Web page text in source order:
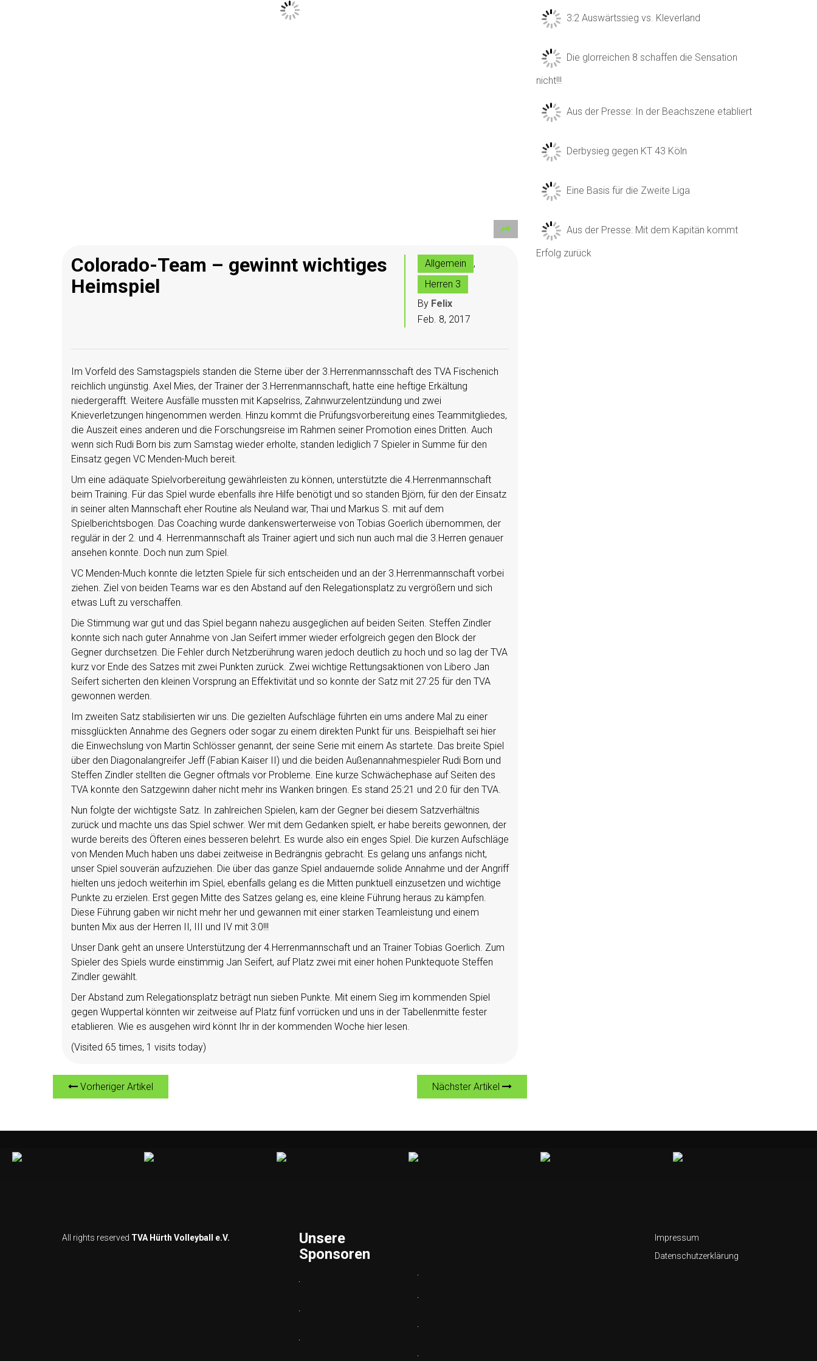
Colorado-Team – gewinnt wichtiges
Heimspiel
Allgemein
,
Herren 3
By Felix
Feb. 8, 2017
Im Vorfeld des Samstagspiels standen die Sterne über der 3.Herrenmannsschaft des TVA Fischenich
reichlich ungünstig. Axel Mies, der Trainer der 3.Herrenmannschaft, hatte eine heftige Erkältung
niedergerafft. Weitere Ausfälle mussten mit Kapselriss, Zahnwurzelentzündung und zwei
Knieverletzungen hingenommen werden. Hinzu kommt die Prüfungsvorbereitung eines Teammitgliedes,
die Auszeit eines anderen und die Forschungsreise im Rahmen seiner Promotion eines Dritten. Auch
wenn sich Rudi Born bis zum Samstag wieder erholte, standen lediglich 7 Spieler in Summe für den
Einsatz gegen VC Menden-Much bereit.
Um eine adäquate Spielvorbereitung gewährleisten zu können, unterstützte die 4.Herrenmannschaft
beim Training. Für das Spiel wurde ebenfalls ihre Hilfe benötigt und so standen Björn, für den der Einsatz
in seiner alten Mannschaft eher Routine als Neuland war, Thai und Markus S. mit auf dem
Spielberichtsbogen. Das Coaching wurde dankenswerterweise von Tobias Goerlich übernommen, der
regulär in der 2. und 4. Herrenmannschaft als Trainer agiert und sich nun auch mal die 3.Herren genauer
ansehen konnte. Doch nun zum Spiel.
VC Menden-Much konnte die letzten Spiele für sich entscheiden und an der 3.Herrenmannschaft vorbei
ziehen. Ziel von beiden Teams war es den Abstand auf den Relegationsplatz zu vergrößern und sich
etwas Luft zu verschaffen.
Die Stimmung war gut und das Spiel begann nahezu ausgeglichen auf beiden Seiten. Steffen Zindler
konnte sich nach guter Annahme von Jan Seifert immer wieder erfolgreich gegen den Block der
Gegner durchsetzen. Die Fehler durch Netzberührung waren jedoch deutlich zu hoch und so lag der TVA
kurz vor Ende des Satzes mit zwei Punkten zurück. Zwei wichtige Rettungsaktionen von Libero Jan
Seifert sicherten den kleinen Vorsprung an Effektivität und so konnte der Satz mit 27:25 für den TVA
gewonnen werden.
Im zweiten Satz stabilisierten wir uns. Die gezielten Aufschläge führten ein ums andere Mal zu einer
missglückten Annahme des Gegners oder sogar zu einem direkten Punkt für uns. Beispielhaft sei hier
die Einwechslung von Martin Schlösser genannt, der seine Serie mit einem As startete. Das breite Spiel
über den Diagonalangreifer Jeff (Fabian Kaiser II) und die beiden Außenannahmespieler Rudi Born und
Steffen Zindler stellten die Gegner oftmals vor Probleme. Eine kurze Schwächephase auf Seiten des
TVA konnte den Satzgewinn daher nicht mehr ins Wanken bringen. Es stand 25:21 und 2:0 für den TVA.
Nun folgte der wichtigste Satz. In zahlreichen Spielen, kam der Gegner bei diesem Satzverhältnis
zurück und machte uns das Spiel schwer. Wer mit dem Gedanken spielt, er habe bereits gewonnen, der
wurde bereits des Öfteren eines besseren belehrt. Es wurde also ein enges Spiel. Die kurzen Aufschläge
von Menden Much haben uns dabei zeitweise in Bedrängnis gebracht. Es gelang uns anfangs nicht,
unser Spiel souverän aufzuziehen. Die über das ganze Spiel andauernde solide Annahme und der Angriff
hielten uns jedoch weiterhin im Spiel, ebenfalls gelang es die Mitten punktuell einzusetzen und wichtige
Punkte zu erzielen. Erst gegen Mitte des Satzes gelang es, eine kleine Führung heraus zu kämpfen.
Diese Führung gaben wir nicht mehr her und gewannen mit einer starken Teamleistung und einem
bunten Mix aus der Herren II, III und IV mit 3:0!!!
Unser Dank geht an unsere Unterstützung der 4.Herrenmannschaft und an Trainer Tobias Goerlich. Zum
Spieler des Spiels wurde einstimmig Jan Seifert, auf Platz zwei mit einer hohen Punktequote Steffen
Zindler gewählt.
Der Abstand zum Relegationsplatz beträgt nun sieben Punkte. Mit einem Sieg im kommenden Spiel
gegen Wuppertal könnten wir zeitweise auf Platz fünf vorrücken und uns in der Tabellenmitte fester
etablieren. Wie es ausgehen wird könnt Ihr in der kommenden Woche hier lesen.
(Visited 65 times, 1 visits today)
Vorheriger Artikel Nächster Artikel
3:2 Auswärtssieg vs. Kleverland
Die glorreichen 8 schaffen die Sensation
nicht!!!
Aus der Presse: In der Beachszene etabliert
Derbysieg gegen KT 43 Köln
Eine Basis für die Zweite Liga
Aus der Presse: Mit dem Kapitän kommt
Erfolg zurück
All rights reserved TVA Hürth Volleyball e.V.
Unsere
Sponsoren
Impressum
Datenschutzerklärung